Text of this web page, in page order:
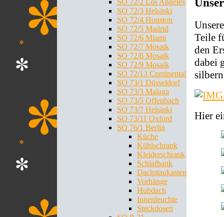
SO 72/2 Los Angeles
SO 72/3 Helsinki
SO 72/4 Houston
SO 72/5 Madrid
SO 72/6 Miami
SO 72/7 Mosaik
SO 72/8 Mosaik
SO 72/9 Mosaik
SO 72/13 Continental
SO 73/1 Düsseldorf
SO 73/3 Malaga
SO 73/5 Offenbach
SO 73/7 Helsinki
SO 73/11 Oxford
SO 76/1 Berlin
Küche
Kühlschrank
Kleiderschrank
Schlafbank
Dachstaukasten
Vorhänge
Hubdach
Innenleuchte
Steckdosen
Teile
den
dabei
Hier